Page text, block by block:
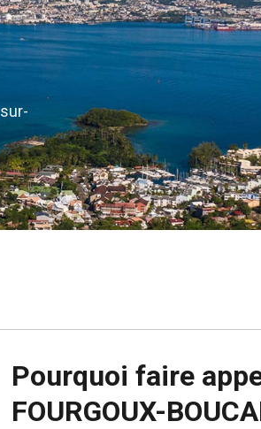
Pourquoi faire
FOURGOUX-